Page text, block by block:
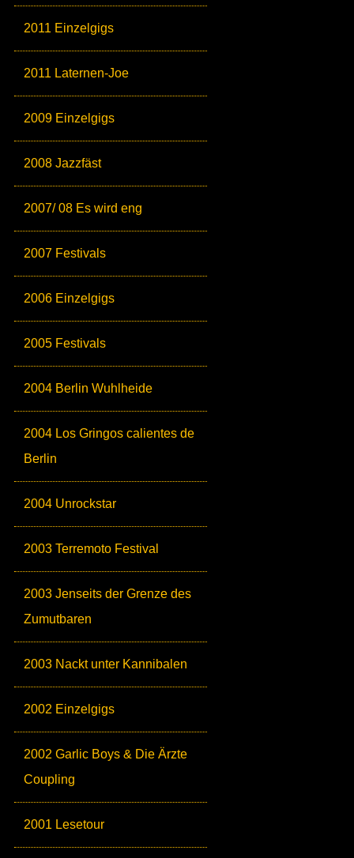
2011 Einzelgigs
2011 Laternen-Joe
2009 Einzelgigs
2008 Jazzfäst
2007/ 08 Es wird eng
2007 Festivals
2006 Einzelgigs
2005 Festivals
2004 Berlin Wuhlheide
2004 Los Gringos calientes de
Berlin
2004 Unrockstar
2003 Terremoto Festival
2003 Jenseits der Grenze des
Zumutbaren
2003 Nackt unter Kannibalen
2002 Einzelgigs
2002 Garlic Boys & Die Ärzte
Coupling
2001 Lesetour